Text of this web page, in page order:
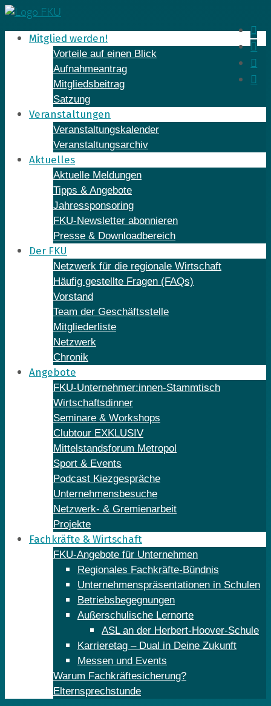
Skip
to
contentMitglied werden!
Vorteile auf einen Blick
Aufnahmeantrag
Mitgliedsbeitrag
Satzung
Veranstaltungen
Veranstaltungskalender
Veranstaltungsarchiv
Aktuelles
Aktuelle Meldungen
Tipps & Angebote
Jahressponsoring
FKU-Newsletter abonnieren
Presse & Downloadbereich
Der FKU
Netzwerk für die regionale Wirtschaft
Häufig gestellte Fragen (FAQs)
Vorstand
Team der Geschäftsstelle
Mitgliederliste
Netzwerk
Chronik
Angebote
FKU-Unternehmer:innen-Stammtisch
Wirtschaftsdinner
Seminare & Workshops
Clubtour EXKLUSIV
Mittelstandsforum Metropol
Sport & Events
Podcast Kiezgespräche
Unternehmensbesuche
Netzwerk- & Gremienarbeit
Projekte
Fachkräfte & Wirtschaft
FKU-Angebote für Unternehmen
Regionales Fachkräfte-Bündnis
Unternehmenspräsentationen in Schulen
Betriebsbegegnungen
Außerschulische Lernorte
ASL an der Herbert-Hoover-Schule
Karrieretag – Dual in Deine Zukunft
Messen und Events
Warum Fachkräftesicherung?
Elternsprechstunde